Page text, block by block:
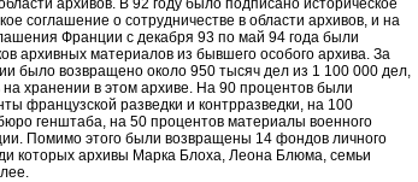
соглашение о сотрудничестве в области архивов, и на
Франции с декабря 93 по май 94 года были
архивных материалов из бывшего особого архива. За
было возвращено около 950 тысяч дел из 1 100 000 дел,
хранении в этом архиве. На 90 процентов были
французской разведки и контрразведки, на 100
генштаба, на 50 процентов материалы военного
Помимо этого были возвращены 14 фондов личного
которых архивы Марка Блоха, Леона Блюма, семьи